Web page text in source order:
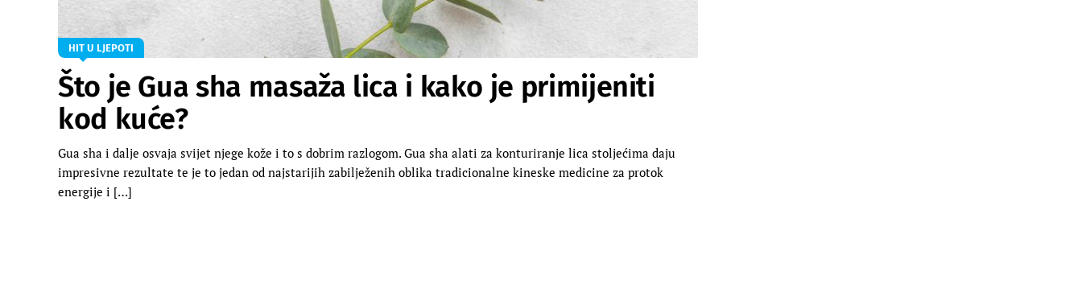
HIT U LJEPOTI
Što je Gua sha masaža lica i kako je primijeniti
kod kuće?
Gua sha i dalje osvaja svijet njege kože i to s dobrim razlogom. Gua sha alati za konturiranje lica stoljećima daju
impresivne rezultate te je to jedan od najstarijih zabilježenih oblika tradicionalne kineske medicine za protok
energije i […]